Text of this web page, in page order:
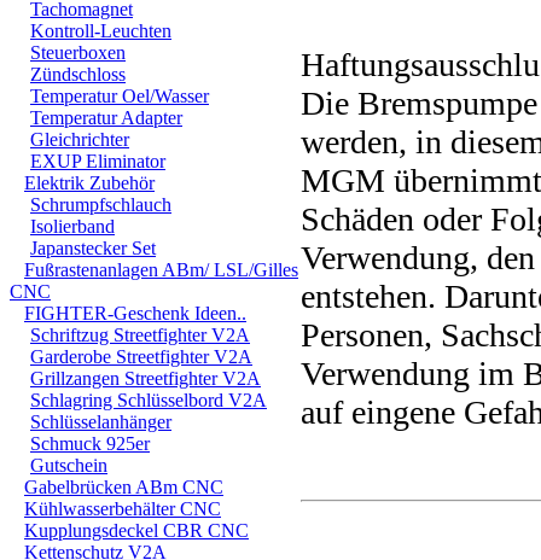
Tachomagnet
Kontroll-Leuchten
Steuerboxen
Zündschloss
Temperatur Oel/Wasser
Temperatur Adapter
Gleichrichter
EXUP Eliminator
Elektrik Zubehör
Schrumpfschlauch
Isolierband
Japanstecker Set
Fußrastenanlagen ABm/ LSL/Gilles
CNC
FIGHTER-Geschenk Ideen..
Schriftzug Streetfighter V2A
Garderobe Streetfighter V2A
Grillzangen Streetfighter V2A
Schlagring Schlüsselbord V2A
Schlüsselanhänger
Schmuck 925er
Gutschein
Gabelbrücken ABm CNC
Kühlwasserbehälter CNC
Kupplungsdeckel CBR CNC
Kettenschutz V2A
Die
werden, in
MGM
Schäden oder
Verwendung,
entstehen.
Personen,
Verwendung im
auf eingene